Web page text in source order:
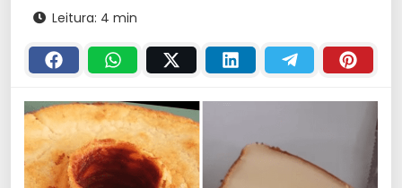
Leitura: 4 min